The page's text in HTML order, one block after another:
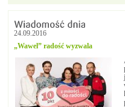
24.09.2016
„Wawel” radość wyzwala